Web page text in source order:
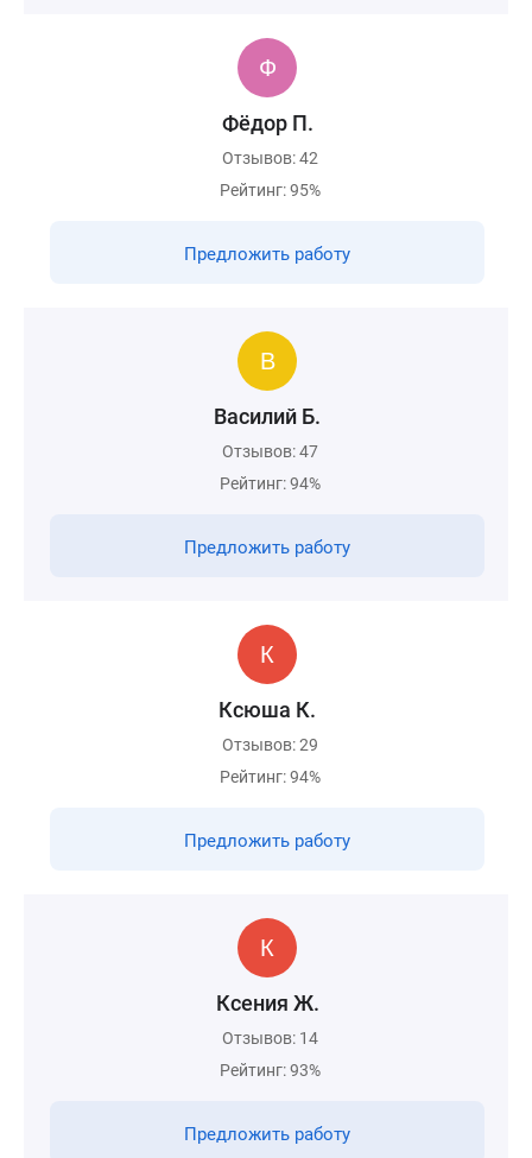
Фёдор П.
Отзывов: 42
Рейтинг: 95%
Предложить работу
Василий Б.
Отзывов: 47
Рейтинг: 94%
Предложить работу
Ксюша К.
Отзывов: 29
Рейтинг: 94%
Предложить работу
Ксения Ж.
Отзывов: 14
Рейтинг: 93%
Предложить работу